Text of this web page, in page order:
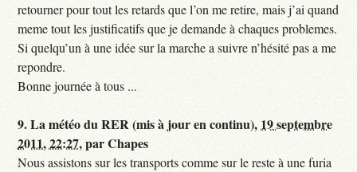
retourner pour tout les retards que l’on me retire, mais j’ai quand
meme tout les justificatifs que je demande à chaques problemes.
Si quelqu’un à une idée sur la marche a suivre n’hésité pas a me
repondre.
Bonne journée à tous ...
9.La météo du RER (mis à jour en continu), 19 septembre
2011, 22:27,parChapes
Nous assistons sur les transports comme sur le reste à une furia